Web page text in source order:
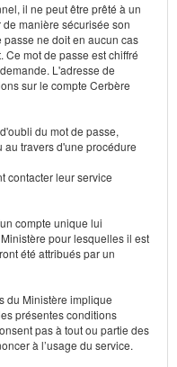
il ne peut être prêté à un
manière sécurisée son
ne doit en aucun cas
mot de passe est chiffré
L'adresse de
sur le compte Cerbère
du mot de passe,
travers d'une procédure
contacter leur service
compte unique lui
pour lesquelles il est
été attribués par un
du Ministère implique
présentes conditions
pas à tout ou partie des
à l’usage du service.